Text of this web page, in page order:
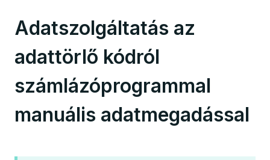
Adatszolgáltatás az
adattörlő kódról
számlázóprogrammal
manuális adatmegadással